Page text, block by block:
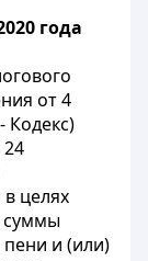
года
от 4
Кодекс)
целях
суммы
и (или)